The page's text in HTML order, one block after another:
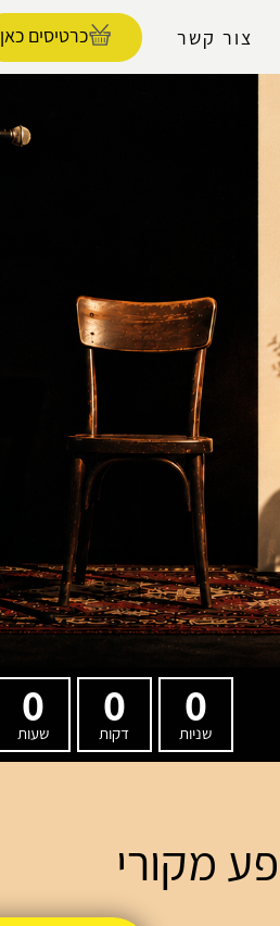
צור קשר כרטיסים כאן
0
שניות
0
דקות
0
שעות
מקורי